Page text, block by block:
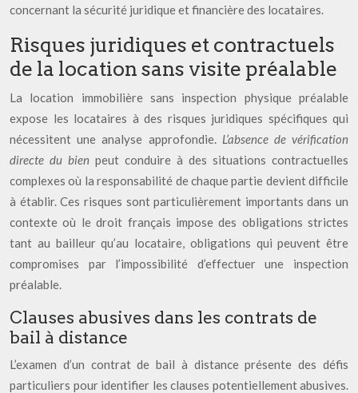
concernant la sécurité juridique et financière des locataires.
Risques juridiques et contractuels
de la location sans visite préalable
La location immobilière sans inspection physique préalable
expose les locataires à des risques juridiques spécifiques qui
nécessitent une analyse approfondie. L’absence de vérification
directe du bien peut conduire à des situations contractuelles
complexes où la responsabilité de chaque partie devient difficile
à établir. Ces risques sont particulièrement importants dans un
contexte où le droit français impose des obligations strictes
tant au bailleur qu’au locataire, obligations qui peuvent être
compromises par l’impossibilité d’effectuer une inspection
préalable.
Clauses abusives dans les contrats de
bail à distance
L’examen d’un contrat de bail à distance présente des défis
particuliers pour identifier les clauses potentiellement abusives.